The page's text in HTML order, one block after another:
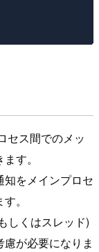
セス間でのメッ
す。
をメインプロセ
。
しくはスレッド)
が必要になりま